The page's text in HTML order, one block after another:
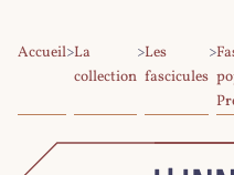
PRÉSENTATION DU PROJET
LE FONDS BASTAIRE
COLLEX-PERSÉE
LA NUMÉRISATION DU
DROITS ET CONDITIONS
AIDE À LA RECHERCHE
LE CORPUS NUMÉRIQUE
PARCOURIR LE CORPUS
RECHERCHER DANS LE
EXPLOITER LE CORPUS
Accueil>La
collection
>Les
fascicules
>